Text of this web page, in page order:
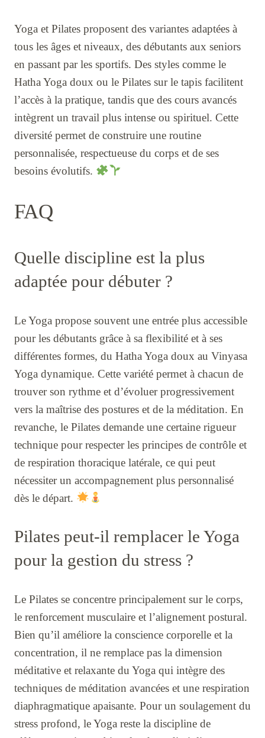
Yoga et Pilates proposent des variantes adaptées à
tous les âges et niveaux, des débutants aux seniors
en passant par les sportifs. Des styles comme le
Hatha Yoga doux ou le Pilates sur le tapis facilitent
l’accès à la pratique, tandis que des cours avancés
intègrent un travail plus intense ou spirituel. Cette
diversité permet de construire une routine
personnalisée, respectueuse du corps et de ses
besoins évolutifs.
FAQ
Quelle discipline est la plus
adaptée pour débuter ?
Le Yoga propose souvent une entrée plus accessible
pour les débutants grâce à sa flexibilité et à ses
différentes formes, du Hatha Yoga doux au Vinyasa
Yoga dynamique. Cette variété permet à chacun de
trouver son rythme et d’évoluer progressivement
vers la maîtrise des postures et de la méditation. En
revanche, le Pilates demande une certaine rigueur
technique pour respecter les principes de contrôle et
de respiration thoracique latérale, ce qui peut
nécessiter un accompagnement plus personnalisé
dès le départ.
Pilates peut-il remplacer le Yoga
pour la gestion du stress ?
Le Pilates se concentre principalement sur le corps,
le renforcement musculaire et l’alignement postural.
Bien qu’il améliore la conscience corporelle et la
concentration, il ne remplace pas la dimension
méditative et relaxante du Yoga qui intègre des
techniques de méditation avancées et une respiration
diaphragmatique apaisante. Pour un soulagement du
stress profond, le Yoga reste la discipline de